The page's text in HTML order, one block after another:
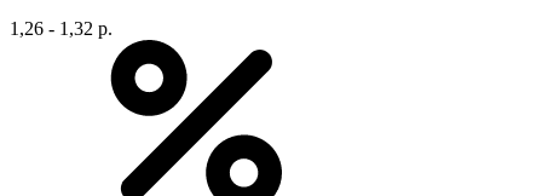
1,26 - 1,32 р.